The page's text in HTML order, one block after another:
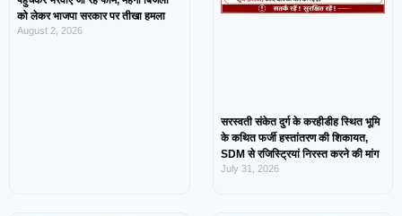
को लेकर भाजपा सरकार पर तीखा हमला
August 2, 2026
सरस्वती संकेत दुर्ग के करहीडीह स्थित भूमि
के कथित फर्जी हस्तांतरण की शिकायत,
SDM से रजिस्ट्रियां निरस्त करने की मांग
July 31, 2026